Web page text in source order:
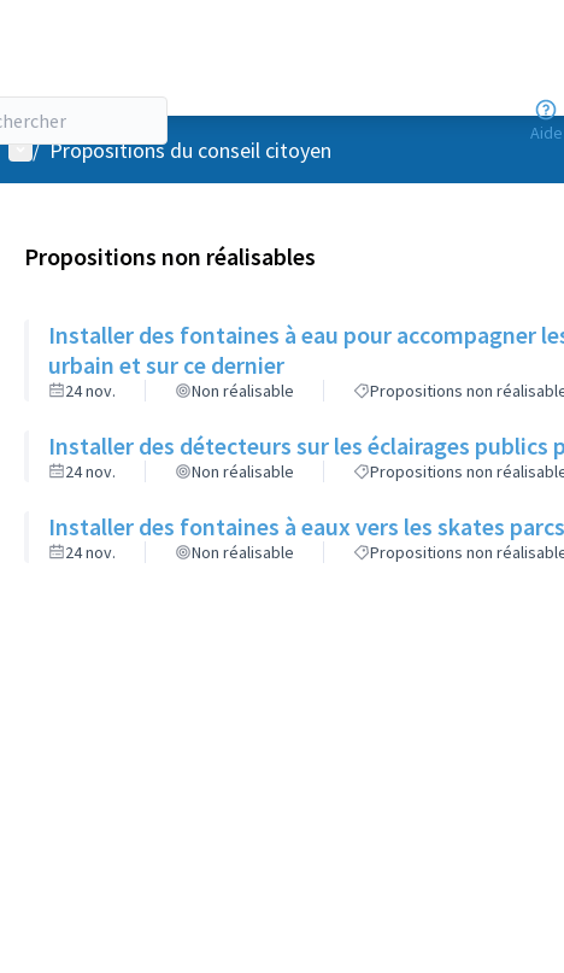
Aide
Menu utilisateur
/ Propositions du conseil citoyen
Propositions non réalisables
Installer des fontaines à eau pour accompagner
urbain et sur ce dernier
24 nov. Non réalisable Propositions non
Installer des détecteurs sur les éclairages
24 nov. Non réalisable Propositions non
Installer des fontaines à eaux vers les skates
24 nov. Non réalisable Propositions non